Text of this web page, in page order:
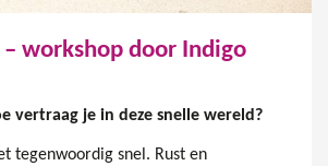
workshop door Indigo
vertraag je in deze snelle wereld?
tegenwoordig snel. Rust en